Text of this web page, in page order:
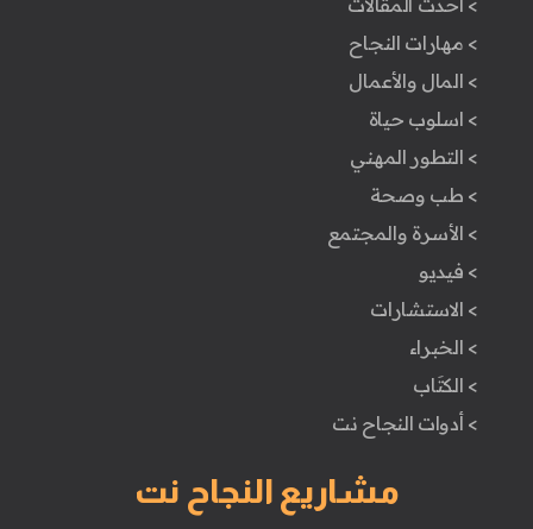
> أحدث المقالات
> مهارات النجاح
> المال والأعمال
> اسلوب حياة
> التطور المهني
> طب وصحة
> الأسرة والمجتمع
> فيديو
> الاستشارات
> الخبراء
> الكتَاب
> أدوات النجاح نت
مشاريع النجاح نت